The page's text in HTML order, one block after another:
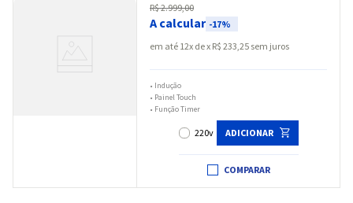
R$2.999,00
A calcular -17%
em até 12 x R$ 233,25 sem juros
• Indução
• Painel Touch
• Função Timer
COMPARAR
220v ADICIONAR